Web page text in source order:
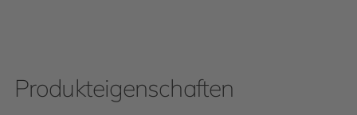
Produkteigenschaften